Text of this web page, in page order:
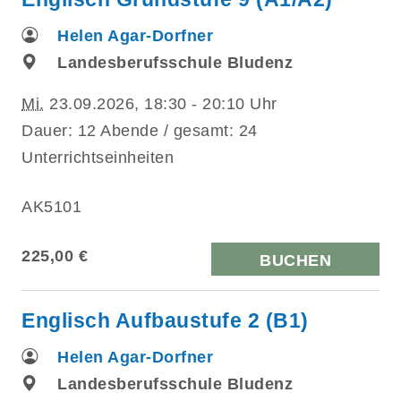
Helen Agar-Dorfner
Landesberufsschule Bludenz
Mi. 23.09.2026, 18:30 - 20:10 Uhr
Dauer: 12 Abende / gesamt: 24
Unterrichtseinheiten
AK5101
225,00 € BUCHEN
Englisch Aufbaustufe 2 (B1)
Helen Agar-Dorfner
Landesberufsschule Bludenz